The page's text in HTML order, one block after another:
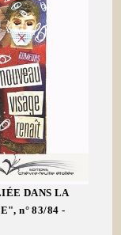
DANS LA
n° 83/84 -